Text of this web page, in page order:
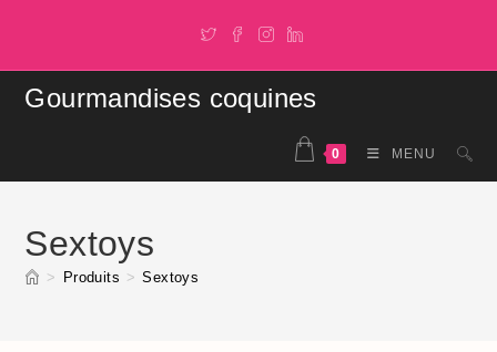
content
Gourmandises coquines
0 MENU
Sextoys
> Produits > Sextoys